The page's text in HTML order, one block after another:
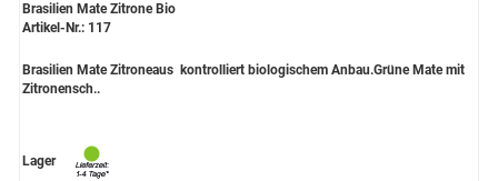
Brasilien Mate Zitrone Bio
Artikel-Nr.: 117
Brasilien Mate Zitroneaus kontrolliert biologischem Anbau.Grüne Mate mit
Zitronensch..
Lager